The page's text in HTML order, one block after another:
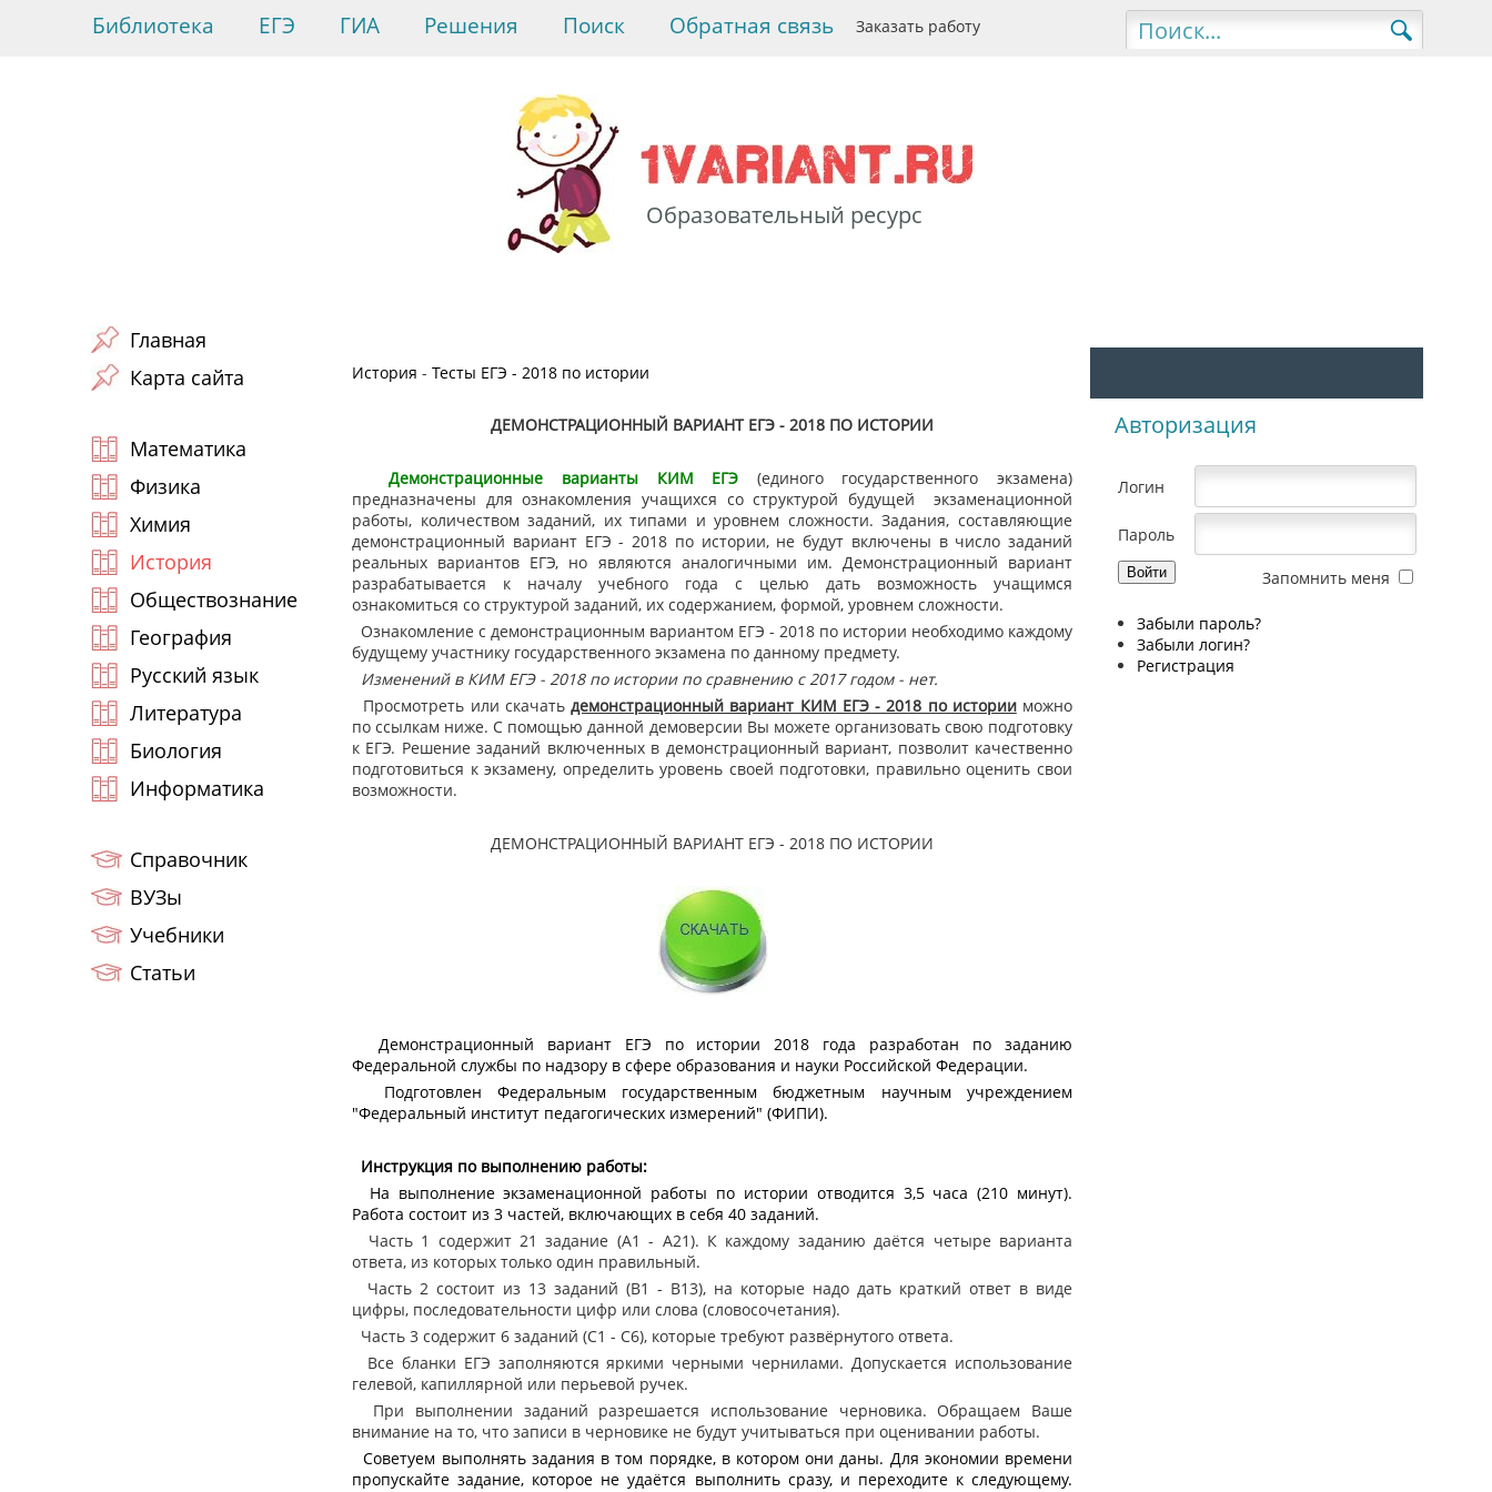
Библиотека ЕГЭ ГИА Решения Поиск Заказать работу
Обратная связь
Образовательный ресурс
истории
Главная
Карта сайта
Математика
Физика
Химия
История
Обществознание
География
Русский язык
Литература
Биология
Информатика
Справочник
ВУЗы
Учебники
Статьи
История - Тесты ЕГЭ - 2018 по истории
ДЕМОНСТРАЦИОННЫЙ ВАРИАНТ ЕГЭ - 2018 ПО ИСТОРИИ
Демонстрационные варианты КИМ ЕГЭ (единого государственного экзамена)
предназначены для ознакомления учащихся со структурой будущей экзаменационной
работы, количеством заданий, их типами и уровнем сложности. Задания, составляющие
демонстрационный вариант ЕГЭ - 2018 по истории, не будут включены в число заданий
реальных вариантов ЕГЭ, но являются аналогичными им. Демонстрационный вариант
разрабатывается к началу учебного года с целью дать возможность учащимся
ознакомиться со структурой заданий, их содержанием, формой, уровнем сложности.
Ознакомление с демонстрационным вариантом ЕГЭ - 2018 по истории необходимо каждому
будущему участнику государственного экзамена по данному предмету.
Изменений в КИМ ЕГЭ - 2018 по истории по сравнению с 2017 годом - нет.
Просмотреть или скачатьдемонстрационный вариант КИМ ЕГЭ - 2018 по историиможно
по ссылкам ниже. С помощью данной демоверсии Вы можете организовать свою подготовку
к ЕГЭ. Решение заданий включенных в демонстрационный вариант, позволит качественно
подготовиться к экзамену, определить уровень своей подготовки, правильно оценить свои
возможности.
ДЕМОНСТРАЦИОННЫЙ ВАРИАНТ ЕГЭ - 2018 ПО ИСТОРИИ
Демонстрационный вариант ЕГЭ по истории 2018 года разработан по заданию
Федеральной службы по надзору в сфере образования и науки Российской Федерации.
Подготовлен Федеральным государственным бюджетным научным учреждением
"Федеральный институт педагогических измерений" (ФИПИ).
Инструкция по выполнению работы:
На выполнение экзаменационной работы по истории отводится 3,5 часа (210 минут).
Работа состоит из 3 частей, включающих в себя 40 заданий.
Часть 1 содержит 21 задание (А1 - А21). К каждому заданию даётся четыре варианта
ответа, из которых только один правильный.
Часть 2 состоит из 13 заданий (В1 - В13), на которые надо дать краткий ответ в виде
цифры, последовательности цифр или слова (словосочетания).
Часть 3 содержит 6 заданий (С1 - С6), которые требуют развёрнутого ответа.
Все бланки ЕГЭ заполняются яркими черными чернилами. Допускается использование
гелевой, капиллярной или перьевой ручек.
При выполнении заданий разрешается использование черновика. Обращаем Ваше
внимание на то, что записи в черновике не будут учитываться при оценивании работы.
Советуем выполнять задания в том порядке, в котором они даны. Для экономии времени
пропускайте задание, которое не удаётся выполнить сразу, и переходите к следующему.
Авторизация
Логин
Пароль
Запомнить меня
Забыли пароль?
Забыли логин?
Регистрация